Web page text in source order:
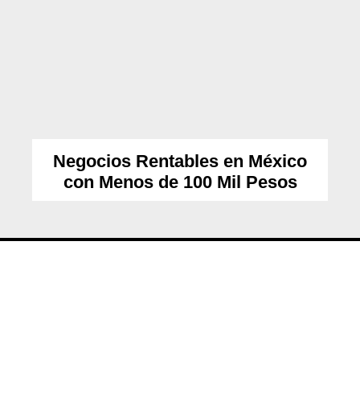
Negocios Rentables en México
con Menos de 100 Mil Pesos